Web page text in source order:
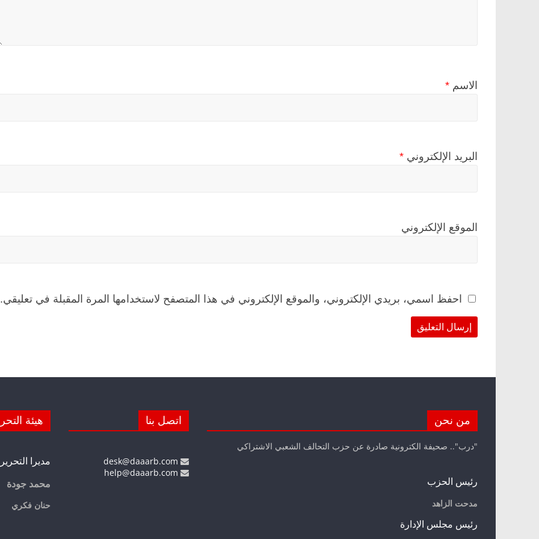
الاسم *
البريد الإلكتروني *
الموقع الإلكتروني
احفظ اسمي، بريدي الإلكتروني، والموقع الإلكتروني في هذا المتصفح لاستخدامها المرة المقبلة في تعليقي.
من نحن
"درب".. صحيفة الكترونية صادرة عن حزب التحالف الشعبي الاشتراكي
رئيس الحزب
مدحت الزاهد
رئيس مجلس الإدارة
اتصل بنا هيئة
مديرا التحرير
محمد جودة
حنان فكري